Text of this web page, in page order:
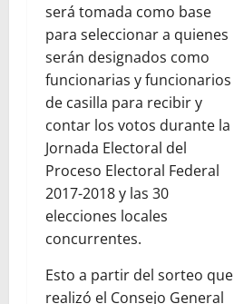
será tomada como base
para seleccionar a quienes
serán designados como
funcionarias y funcionarios
de casilla para recibir y
contar los votos durante la
Jornada Electoral del
Proceso Electoral Federal
2017-2018 y las 30
elecciones locales
concurrentes.
Esto a partir del sorteo que
realizó el Consejo General